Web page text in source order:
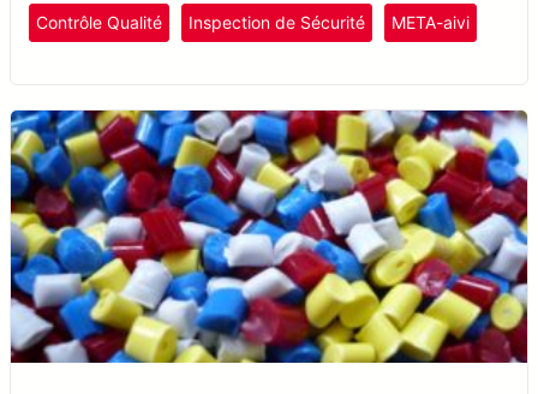
Contrôle Qualité Inspection de Sécurité META-aivi